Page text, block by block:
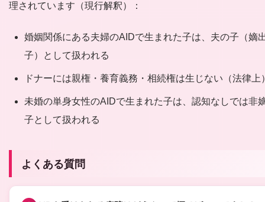
理されています（現行解釈）：
婚姻関係にある夫婦のAIDで生まれた子は、夫の子（嫡
子）として扱われる
ドナーには親権・養育義務・相続権は生じない（法律上
未婚の単身女性のAIDで生まれた子は、認知なしでは非
子として扱われる
よくある質問